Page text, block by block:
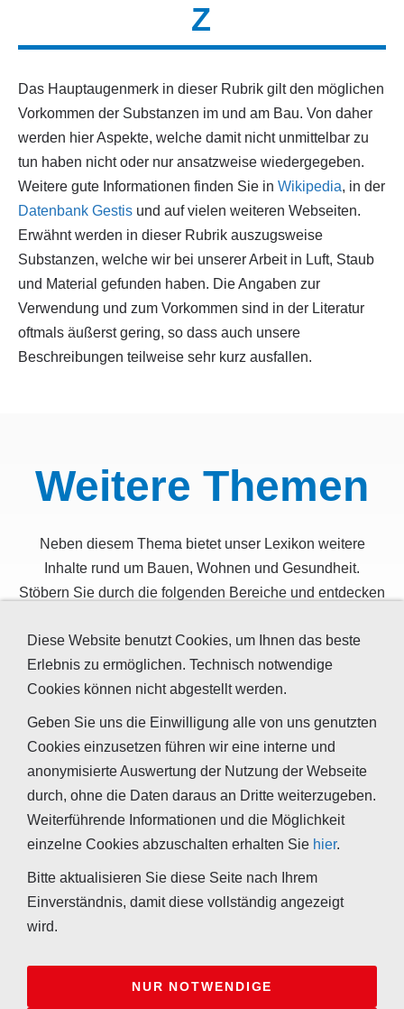
Z
Das Hauptaugenmerk in dieser Rubrik gilt den möglichen
Vorkommen der Substanzen im und am Bau. Von daher
werden hier Aspekte, welche damit nicht unmittelbar zu
tun haben nicht oder nur ansatzweise wiedergegeben.
Weitere gute Informationen finden Sie in Wikipedia, in der
Datenbank Gestis und auf vielen weiteren Webseiten.
Erwähnt werden in dieser Rubrik auszugsweise
Substanzen, welche wir bei unserer Arbeit in Luft, Staub
und Material gefunden haben. Die Angaben zur
Verwendung und zum Vorkommen sind in der Literatur
oftmals äußerst gering, so dass auch unsere
Beschreibungen teilweise sehr kurz ausfallen.
Weitere Themen
Neben diesem Thema bietet unser Lexikon weitere
Inhalte rund um Bauen, Wohnen und Gesundheit.
Stöbern Sie durch die folgenden Bereiche und entdecken
Bauen und Wohnen
Schadstoffe, Fasern, Stäube
Schall, Vibrationen und Brummton
Holz, Holzzerstörende Pilze und
Insekten
Diese Website benutzt Cookies, um Ihnen das beste
Erlebnis zu ermöglichen. Technisch notwendige
Cookies können nicht abgestellt werden.
Geben Sie uns die Einwilligung alle von uns genutzten
Cookies einzusetzen führen wir eine interne und
anonymisierte Auswertung der Nutzung der Webseite
durch, ohne die Daten daraus an Dritte weiterzugeben.
Weiterführende Informationen und die Möglichkeit
einzelne Cookies abzuschalten erhalten Sie hier.
Bitte aktualisieren Sie diese Seite nach Ihrem
Einverständnis, damit diese vollständig angezeigt
wird.
NUR NOTWENDIGE